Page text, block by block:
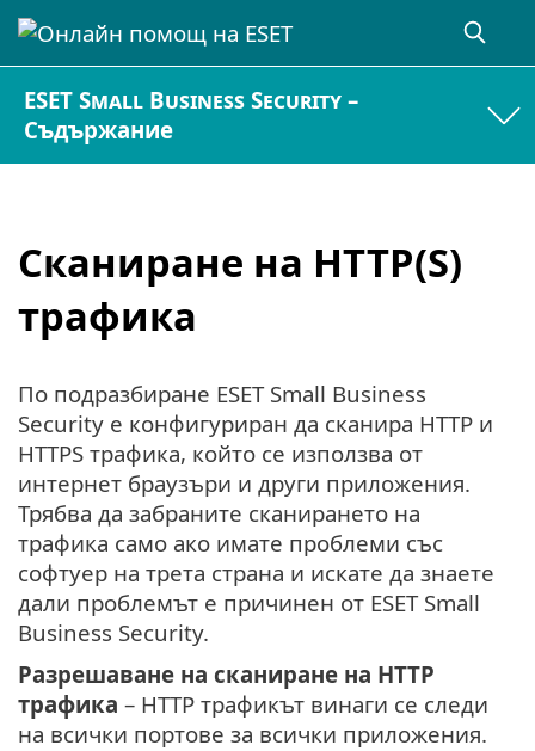
ESET Small Business Security –
Съдържание
Сканиране на HTTP(S)
трафика
По подразбиране ESET Small Business
Security е конфигуриран да сканира HTTP и
HTTPS трафика, който се използва от
интернет браузъри и други приложения.
Трябва да забраните сканирането на
трафика само ако имате проблеми със
софтуер на трета страна и искате да знаете
дали проблемът е причинен от ESET Small
Business Security.
Разрешаване на сканиране на HTTP
трафика – HTTP трафикът винаги се следи
на всички портове за всички приложения.